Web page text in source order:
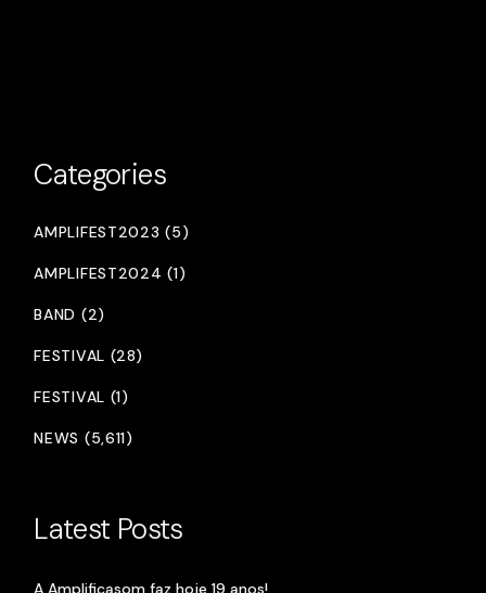
Categories
AMPLIFEST2023 (5)
AMPLIFEST2024 (1)
BAND (2)
FESTIVAL (28)
FESTIVAL (1)
NEWS (5,611)
Latest Posts
A Amplificasom faz hoje 19 anos!